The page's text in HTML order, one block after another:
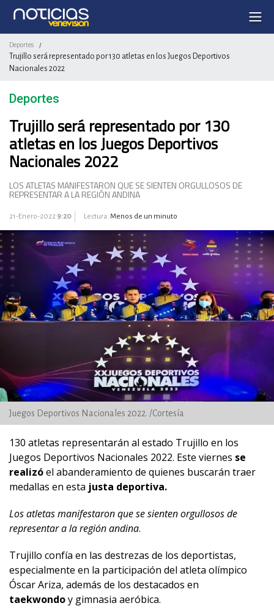
Deportes /
Trujillo será representado por 130 atletas en los Juegos Deportivos
Nacionales 2022
Deportes
Trujillo será representado por 130
atletas en los Juegos Deportivos
Nacionales 2022
LOS ATLETAS MANIFESTARON QUE SE SIENTEN ORGULLOSOS DE
REPRESENTAR A LA REGIÓN ANDINA
21-Enero-2022 9:20 Lectura: Menos de un minuto
Juegos Deportivos Nacionales 2022. /Cortesía
130 atletas representarán al estado Trujillo en los
Juegos Deportivos Nacionales 2022. Este viernes se
realizóel abanderamiento de quienes buscarán traer
medallas en esta justa deportiva.
Los atletas manifestaron que se sienten orgullosos de
representar a la región andina.
Trujillo confía en las destrezas de los deportistas,
especialmente en la participación del atleta olímpico
Óscar Ariza, además de los destacados en
taekwondoy gimnasia aeróbica.